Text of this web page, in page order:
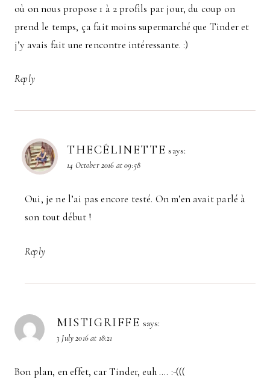
où on nous propose 1 à 2 profils par jour, du coup on
prend le temps, ça fait moins supermarché que Tinder et
j’y avais fait une rencontre intéressante. :)
Reply
THECÉLINETTE says:
14 October 2016 at 09:58
Oui, je ne l’ai pas encore testé. On m’en avait parlé à
son tout début !
Reply
MISTIGRIFFE says:
3 July 2016 at 18:21
Bon plan, en effet, car Tinder, euh …. :-(((